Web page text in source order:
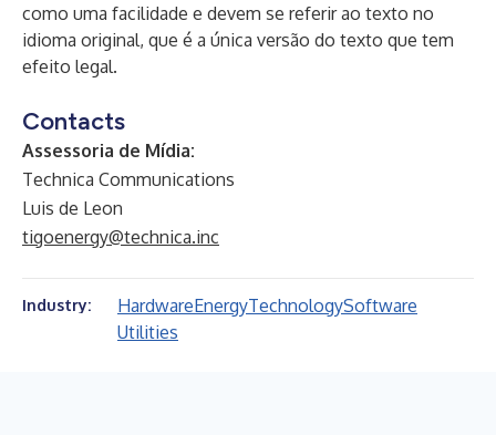
como uma facilidade e devem se referir ao texto no
idioma original, que é a única versão do texto que tem
efeito legal.
Contacts
Assessoria de Mídia:
Technica Communications
Luis de Leon
tigoenergy@technica.inc
Industry: HardwareEnergyTechnologySoftware
Utilities